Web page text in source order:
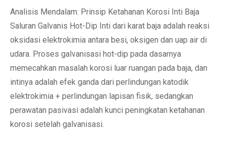
Analisis Mendalam: Prinsip Ketahanan Korosi Inti Baja
Saluran Galvanis Hot-Dip Inti dari karat baja adalah reaksi
oksidasi elektrokimia antara besi, oksigen dan uap air di
udara. Proses galvanisasi hot-dip pada dasarnya
memecahkan masalah korosi luar ruangan pada baja, dan
intinya adalah efek ganda dari perlindungan katodik
elektrokimia + perlindungan lapisan fisik, sedangkan
perawatan pasivasi adalah kunci peningkatan ketahanan
korosi setelah galvanisasi.